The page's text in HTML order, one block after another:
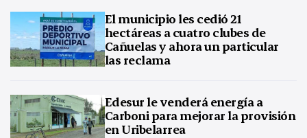
El municipio les cedió 21
hectáreas a cuatro clubes de
Cañuelas y ahora un particular
las reclama
Edesur le venderá energía a
Carboni para mejorar la provisión
en Uribelarrea